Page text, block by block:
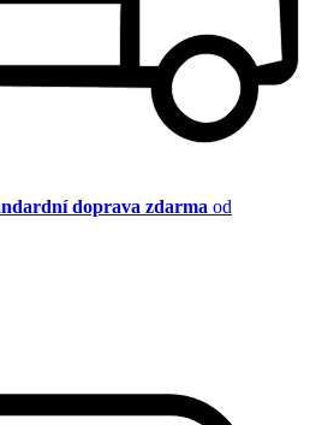
doprava zdarma od